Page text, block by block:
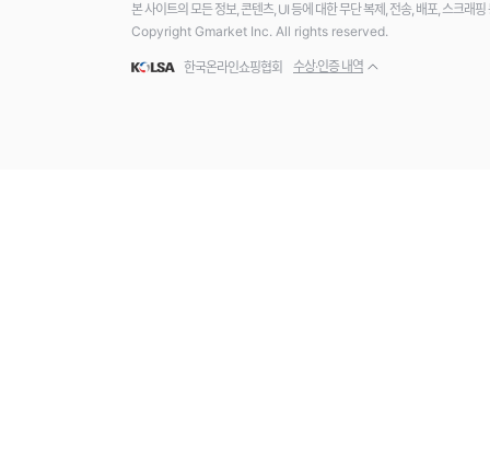
본 사이트의 모든 정보, 콘텐츠, UI 등에 대한 무단 복제, 전송, 배포, 스크래
Copyright Gmarket Inc. All rights reserved.
한국온라인쇼핑협회 수상·인증 내역